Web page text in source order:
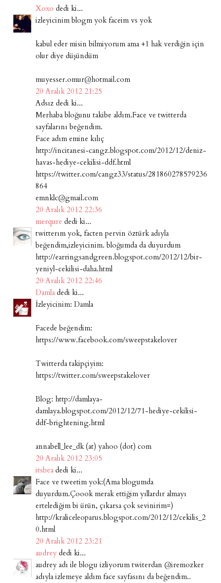
Xoxo dedi ki...
izleyicinim blogm yok faceim vs yok
kabul eder misin bilmiyorum ama +1 hak verdiğin için
olur diye düşündüm
muyesser.omur@hotmail.com
20 Aralık 2012 21:25
Adsız dedi ki...
Merhaba bloğunu takibe aldım.Face ve twitterda
sayfalarını beğendim.
Face adım emine kılıç
http://incitanesi-cangz.blogspot.com/2012/12/deniz-
havas-hediye-cekilisi-ddf.html
https://twitter.com/cangz33/status/281860278579236
864
emnklc@gmail.com
20 Aralık 2012 22:36
merqure dedi ki...
twitterım yok, facten pervin öztürk adıyla
beğendim,izleyicinim. bloğumda da duyurdum
http://earringsandgreen.blogspot.com/2012/12/bir-
yeniyl-cekilisi-daha.html
20 Aralık 2012 22:46
Damladedi ki...
İzleyicinim: Damla
Facede beğendim:
https://www.facebook.com/sweepstakelover
Twitterda takipçiyim:
https://twitter.com/sweepstakelover
Blog: http://damlaya-
damlaya.blogspot.com/2012/12/71-hediye-cekilisi-
ddf-brightening.html
annabell_lee_dk (at) yahoo (dot) com
20 Aralık 2012 23:05
itsbeadedi ki...
Face ve tweetim yok:(Ama blogumda
duyurdum.Çoook merak ettiğim yıllardır almayı
ertelediğim bi ürün, çıkarsa çok sevinirim=)
http://kraliceleoparus.blogspot.com/2012/12/cekilis_2
0.html
20 Aralık 2012 23:21
audreydedi ki...
audrey adı ile blogu izliyorum twiterdan @iremozker
adıyla izlemeye aldım face sayfasını da beğendim..